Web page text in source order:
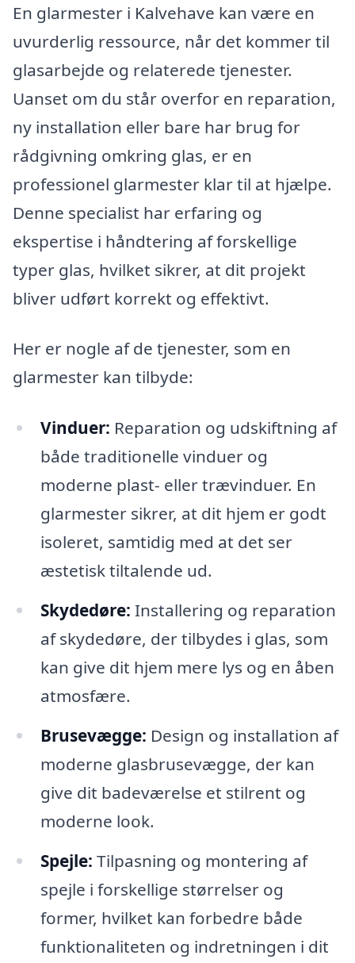
En glarmester i Kalvehave kan være en
uvurderlig ressource, når det kommer til
glasarbejde og relaterede tjenester.
Uanset om du står overfor en reparation,
ny installation eller bare har brug for
rådgivning omkring glas, er en
professionel glarmester klar til at hjælpe.
Denne specialist har erfaring og
ekspertise i håndtering af forskellige
typer glas, hvilket sikrer, at dit projekt
bliver udført korrekt og effektivt.
Her er nogle af de tjenester, som en
glarmester kan tilbyde:
Vinduer: Reparation og udskiftning af
både traditionelle vinduer og
moderne plast- eller trævinduer. En
glarmester sikrer, at dit hjem er godt
isoleret, samtidig med at det ser
æstetisk tiltalende ud.
Skydedøre: Installering og reparation
af skydedøre, der tilbydes i glas, som
kan give dit hjem mere lys og en åben
atmosfære.
Brusevægge: Design og installation af
moderne glasbrusevægge, der kan
give dit badeværelse et stilrent og
moderne look.
Spejle: Tilpasning og montering af
spejle i forskellige størrelser og
former, hvilket kan forbedre både
funktionaliteten og indretningen i dit